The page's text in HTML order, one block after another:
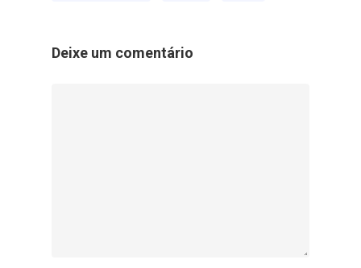
Deixe um comentário